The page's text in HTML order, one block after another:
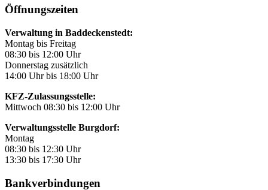
Öffnungszeiten
Verwaltung in Baddeckenstedt:
Montag bis Freitag
08:30 bis 12:00 Uhr
Donnerstag zusätzlich
14:00 Uhr bis 18:00 Uhr
KFZ-Zulassungsstelle:
Mittwoch 08:30 bis 12:00 Uhr
Verwaltungsstelle Burgdorf:
Montag
08:30 bis 12:30 Uhr
13:30 bis 17:30 Uhr
Bankverbindungen